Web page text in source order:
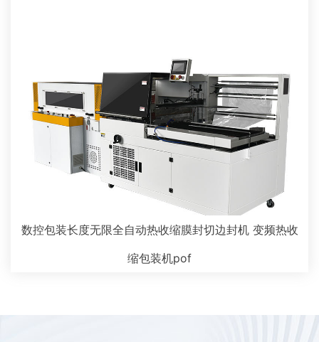
数控包装长度无限全自动热收缩膜封切边封机 变频热收
缩包装机pof